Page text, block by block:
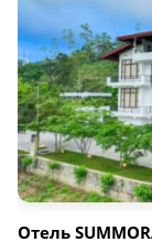
Отель